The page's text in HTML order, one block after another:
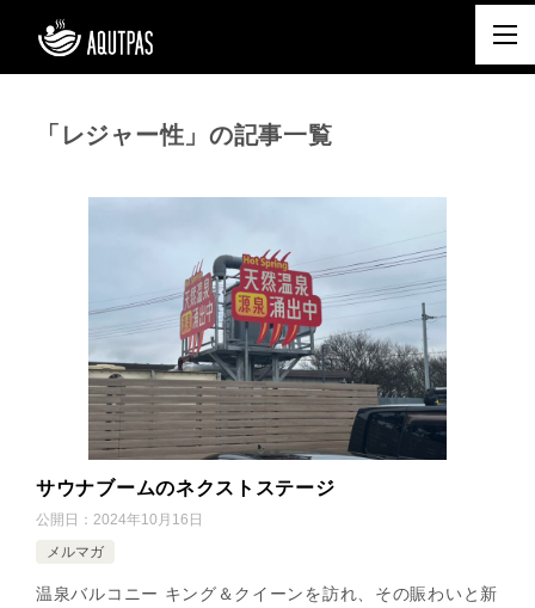
「レジャー性」の記事一覧
サウナブームのネクストステージ
公開日： 2024年10月16日
メルマガ
温泉バルコニー キング＆クイーンを訪れ、その賑わいと新